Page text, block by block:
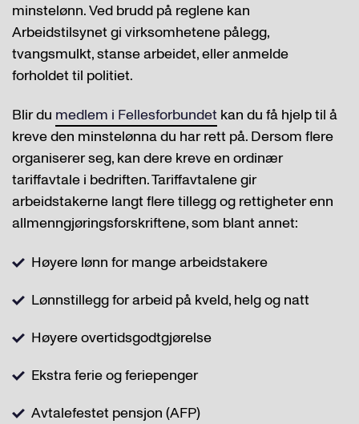
minstelønn. Ved brudd på reglene kan
Arbeidstilsynet gi virksomhetene pålegg,
tvangsmulkt, stanse arbeidet, eller anmelde
forholdet til politiet.
Blir du medlem i Fellesforbundet kan du få hjelp til å
kreve den minstelønna du har rett på. Dersom flere
organiserer seg, kan dere kreve en ordinær
tariffavtale i bedriften. Tariffavtalene gir
arbeidstakerne langt flere tillegg og rettigheter enn
allmenngjøringsforskriftene, som blant annet:
Høyere lønn for mange arbeidstakere
Lønnstillegg for arbeid på kveld, helg og natt
Høyere overtidsgodtgjørelse
Ekstra ferie og feriepenger
Avtalefestet pensjon (AFP)